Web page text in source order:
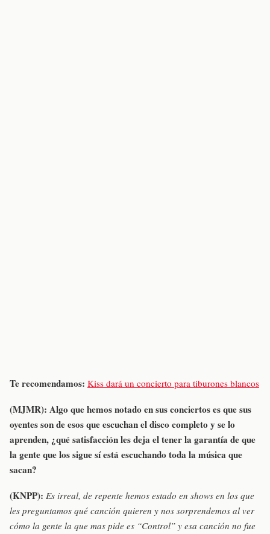
Te recomendamos: Kiss dará un concierto para tiburones blancos
(MJMR): Algo que hemos notado en sus conciertos es que sus
oyentes son de esos que escuchan el disco completo y se lo
aprenden, ¿qué satisfacción les deja el tener la garantía de que
la gente que los sigue sí está escuchando toda la música que
sacan?
(KNPP): Es irreal, de repente hemos estado en shows en los que
les preguntamos qué canción quieren y nos sorprendemos al ver
cómo la gente la que mas pide es “Control” y esa canción no fue